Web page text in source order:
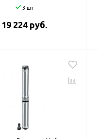
3 шт
19 224 руб.